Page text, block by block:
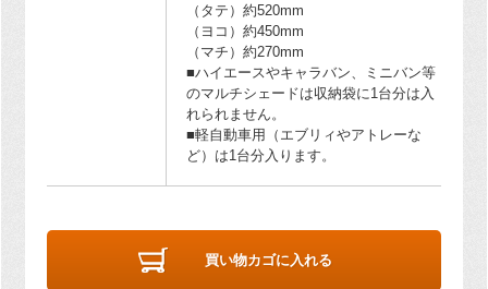
（タテ）約520mm
（ヨコ）約450mm
（マチ）約270mm
■ハイエースやキャラバン、ミニバン等
のマルチシェードは収納袋に1台分は入
れられません。
■軽自動車用（エブリィやアトレーな
ど）は1台分入ります。
買い物カゴに入れる